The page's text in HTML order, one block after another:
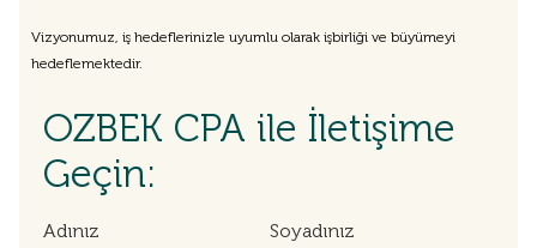
Vizyonumuz, iş hedeflerinizle uyumlu olarak işbirliği ve büyümeyi
hedeflemektedir.
OZBEK CPA ile İletişime
Geçin:
Adınız Soyadınız